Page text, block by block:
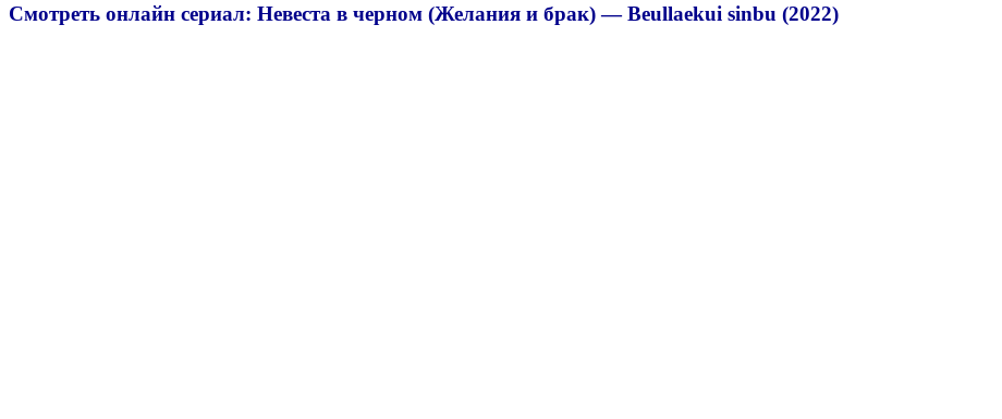
Смотреть онлайн сериал: Невеста в черном (Желания и брак) — Beullaekui sinbu (2022)